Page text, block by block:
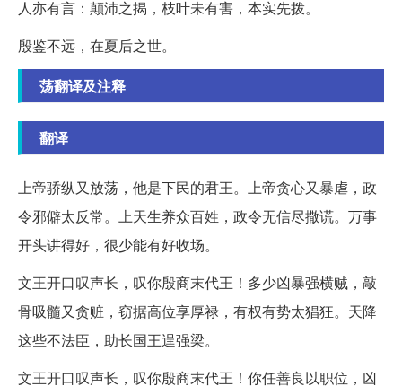
人亦有言：颠沛之揭，枝叶未有害，本实先拨。
殷鉴不远，在夏后之世。
荡翻译及注释
翻译
上帝骄纵又放荡，他是下民的君王。上帝贪心又暴虐，政
令邪僻太反常。上天生养众百姓，政令无信尽撒谎。万事
开头讲得好，很少能有好收场。
文王开口叹声长，叹你殷商末代王！多少凶暴强横贼，敲
骨吸髓又贪赃，窃据高位享厚禄，有权有势太猖狂。天降
这些不法臣，助长国王逞强梁。
文王开口叹声长，叹你殷商末代王！你任善良以职位，凶